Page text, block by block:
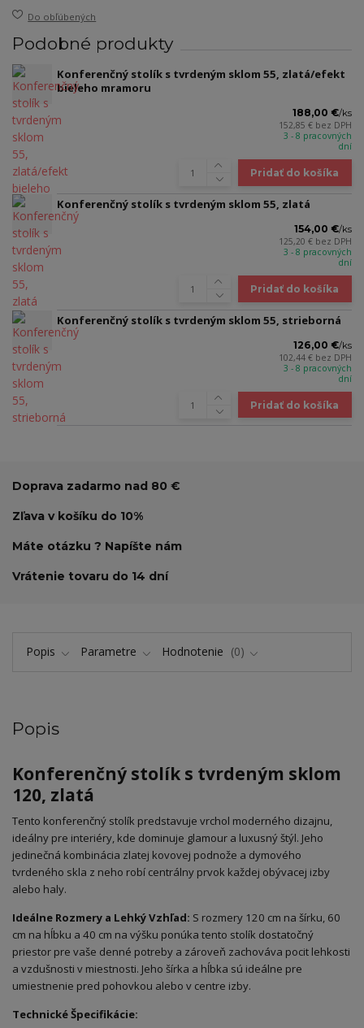
Do obľúbených
Podobné produkty
Konferenčný stolík s tvrdeným sklom 55, zlatá/efekt
bieleho mramoru
188,00 €/ks
152,85 € bez DPH
3 - 8 pracovných
dní
Pridať do košíka
Konferenčný stolík s tvrdeným sklom 55, zlatá
154,00 €/ks
125,20 € bez DPH
3 - 8 pracovných
dní
Pridať do košíka
Konferenčný stolík s tvrdeným sklom 55, strieborná
126,00 €/ks
102,44 € bez DPH
3 - 8 pracovných
dní
Pridať do košíka
Doprava zadarmo nad 80 €
Zľava v košíku do 10%
Máte otázku ? Napíšte nám
Vrátenie tovaru do 14 dní
Popis Parametre Hodnotenie 0
Popis
Konferenčný stolík s tvrdeným sklom
120, zlatá
Tento konferenčný stolík predstavuje vrchol moderného dizajnu,
ideálny pre interiéry, kde dominuje glamour a luxusný štýl. Jeho
jedinečná kombinácia zlatej kovovej podnože a dymového
tvrdeného skla z neho robí centrálny prvok každej obývacej izby
alebo haly.
Ideálne Rozmery a Lehký Vzhľad: S rozmery 120 cm na šírku, 60
cm na hĺbku a 40 cm na výšku ponúka tento stolík dostatočný
priestor pre vaše denné potreby a zároveň zachováva pocit lehkosti
a vzdušnosti v miestnosti. Jeho šírka a hĺbka sú ideálne pre
umiestnenie pred pohovkou alebo v centre izby.
Technické Špecifikácie: